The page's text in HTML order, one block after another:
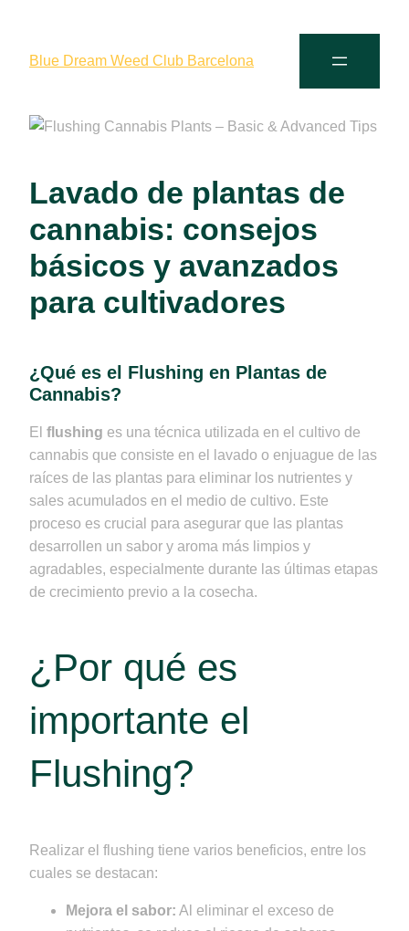
Blue Dream Weed Club Barcelona
Lavado de plantas de
cannabis: consejos
básicos y avanzados
para cultivadores
¿Qué es el Flushing en Plantas de
Cannabis?
El flushing es una técnica utilizada en el cultivo de
cannabis que consiste en el lavado o enjuague de las
raíces de las plantas para eliminar los nutrientes y
sales acumulados en el medio de cultivo. Este
proceso es crucial para asegurar que las plantas
desarrollen un sabor y aroma más limpios y
agradables, especialmente durante las últimas etapas
de crecimiento previo a la cosecha.
¿Por qué es
importante el
Flushing?
Realizar el flushing tiene varios beneficios, entre los
cuales se destacan:
Mejora el sabor: Al eliminar el exceso de